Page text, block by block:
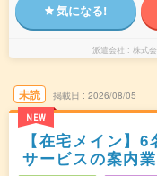
気になる!
派遣会社 株式
未読
NEW
掲載日 2026/08/05
【在宅メイン】
サービスの案内